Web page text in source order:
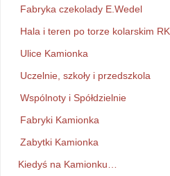
Fabryka czekolady E.Wedel
Hala i teren po torze kolarskim
Ulice Kamionka
Uczelnie, szkoły i przedszkola
Wspólnoty i Spółdzielnie
Fabryki Kamionka
Zabytki Kamionka
Kiedyś na Kamionku…